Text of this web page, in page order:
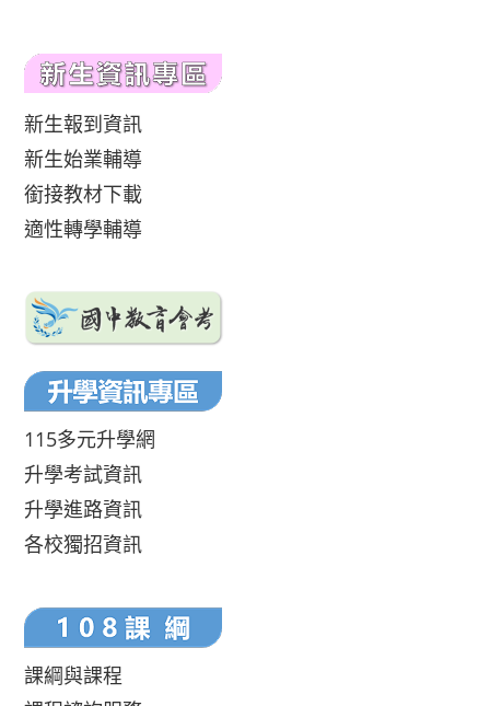
新生報到資訊
新生始業輔導
銜接教材下載
適性轉學輔導
115多元升學網
升學考試資訊
升學進路資訊
各校獨招資訊
課綱與課程